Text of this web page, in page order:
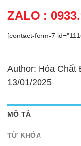
ZALO :
[contact-form-7
Author: Hóa Chất
13/01/2025
MÔ TẢ
TỪ KHÓA